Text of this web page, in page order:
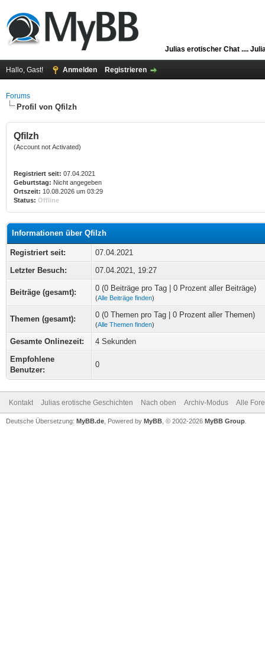
Julias erotischer Chat ....
Hallo, Gast! Anmelden Registrieren
Forums
Profil von Qfilzh
Qfilzh
(Account not Activated)
Registriert seit: 07.04.2021
Geburtstag: Nicht angegeben
Ortszeit: 10.08.2026 um 03:29
Status: Offline
Informationen über Qfilzh
Registriert seit:
07.04.2021
Letzter Besuch:
07.04.2021, 19:27
Beiträge (gesamt): 0 (0 Beiträge pro Tag | 0 Prozent aller Beiträge)
(Alle Beiträge finden)
Themen (gesamt): 0 (0 Themen pro Tag | 0 Prozent aller Themen)
(Alle Themen finden)
Gesamte Onlinezeit:
4 Sekunden
Empfohlene
Benutzer:
0
Kontakt Julias erotische Geschichten Nach oben Archiv-Modus Alle
Deutsche Übersetzung: MyBB.de , Powered by MyBB , © 2002-2026 MyBB Group